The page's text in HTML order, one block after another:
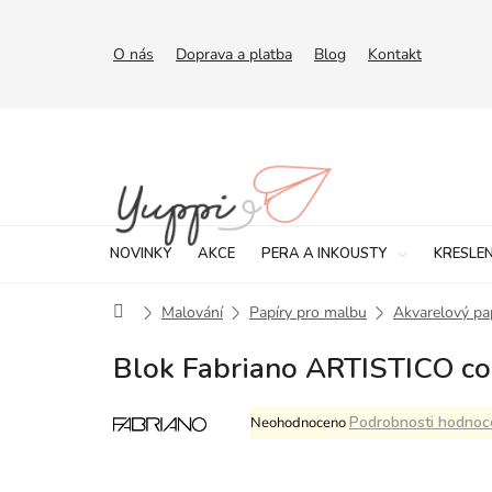
O nás Doprava a platba Blog Kontakt
NOVINKY AKCE PERA A INKOUSTY
DomůMalování Papíry pro malbu Akvarelový
Blok Fabriano ARTISTICO
Průměrné
hodnocení
NeohodnocenoPodrobnosti